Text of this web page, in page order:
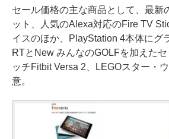
セール価格の主な商品として、最新
ット、人気のAlexa対応のFire TV
イスのほか、PlayStation 4本体にグ
RTとNew みんなのGOLFを加えた
ッチFitbit Versa 2、LEGOスター・
意。